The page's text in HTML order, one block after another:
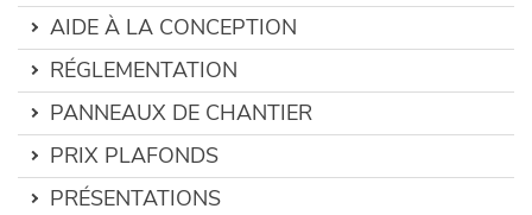
AIDE À LA CONCEPTION
RÉGLEMENTATION
PANNEAUX DE CHANTIER
PRIX PLAFONDS
PRÉSENTATIONS